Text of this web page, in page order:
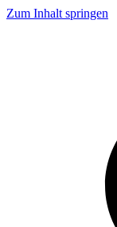
Zum Inhalt springen